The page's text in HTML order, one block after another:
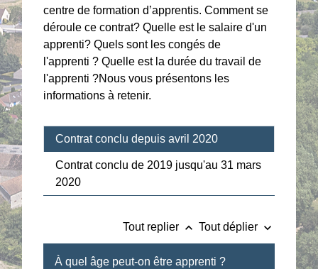
centre de formation d’apprentis. Comment se
déroule ce contrat? Quelle est le salaire d'un
apprenti? Quels sont les congés de
l'apprenti ? Quelle est la durée du travail de
l'apprenti ?Nous vous présentons les
informations à retenir.
Contrat conclu depuis avril 2020
Contrat conclu de 2019 jusqu'au 31 mars
2020
Tout replier keyboard_arrow_up Tout déplier keyboard_arrow_down
À quel âge peut-on être apprenti ?